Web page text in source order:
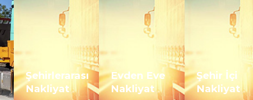
Şehirlerarası
Nakliyat
Evden Eve
Nakliyat
Şehir İçi
Nakliyat